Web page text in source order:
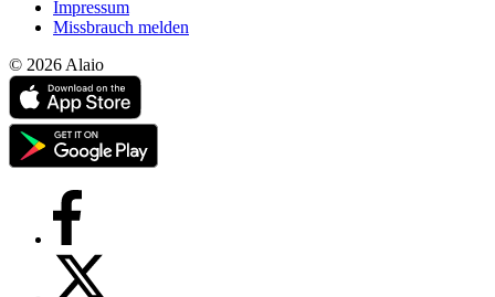
Impressum
Missbrauch melden
© 2026 Alaio